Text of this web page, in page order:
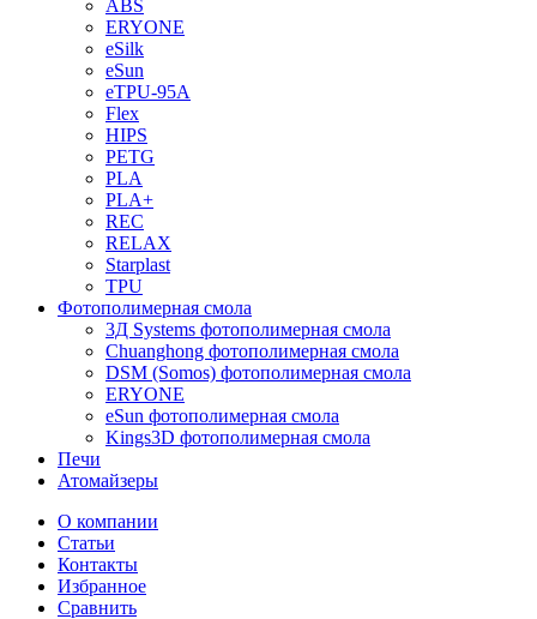
ABS
ERYONE
eSilk
eSun
eTPU-95A
Flex
HIPS
PETG
PLA
PLA+
REC
RELAX
Starplast
TPU
Фотополимерная смола
3Д Systems фотополимерная смола
Chuanghong фотополимерная смола
DSM (Somos) фотополимерная смола
ERYONE
eSun фотополимерная смола
Kings3D фотополимерная смола
Печи
Атомайзеры
О компании
Статьи
Контакты
Избранное
Сравнить